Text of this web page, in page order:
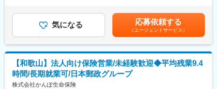
各種営業や公的機関など様々なバックグラウンドの方が活躍され
ています。なお、職場全体では20～60歳代まで30～40名程度が在
籍し（内、損害サービス主任は10名程度）、幅広い年齢層のメン
バーが協力しながら仕事を行っています。
・雇用期間の定めはありません。定年年令は63才です。また、定
年後も65歳までの再雇用制度があります。多くの方が、その後の
再雇用に移行し、65歳の雇止めまでご勤務されております。
例えば、お子さまのお口座を作りに来たお客さまがいらっしゃっ
た際に、お手続きのご案内でお話しをする中で、お子さまのため
の貯蓄をしたい等のお話しがあれば、ジュニアNISAのご提案をし
除く】
■研修・サポート体制：
研修・サポート体制：ご入社後、OJTの形式で、先輩社員に同席
可能性があります。月給(月額)は固定手当を含めた表記です。
気になる 応募依頼する
（エージェントサービス）
【和歌山】法人向け保険営業/未経験歓迎◆平均残業9.4
時間/長期就業可/日本郵政グループ
株式会社かんぽ生命保険